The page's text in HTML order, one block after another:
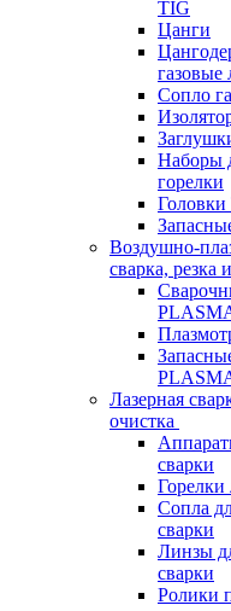
TIG
Цанги
газовые
Сопло
Наборы
горелки
Головки
Воздушно-
сварка, резка
Лазерная
очистка
сварки
Горелки
Сопла
сварки
Линзы
сварки
Ролики